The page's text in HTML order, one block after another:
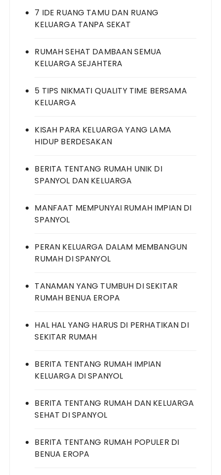
7 IDE RUANG TAMU DAN RUANG
KELUARGA TANPA SEKAT
RUMAH SEHAT DAMBAAN SEMUA
KELUARGA SEJAHTERA
5 TIPS NIKMATI QUALITY TIME BERSAMA
KELUARGA
KISAH PARA KELUARGA YANG LAMA
HIDUP BERDESAKAN
BERITA TENTANG RUMAH UNIK DI
SPANYOL DAN KELUARGA
MANFAAT MEMPUNYAI RUMAH IMPIAN DI
SPANYOL
PERAN KELUARGA DALAM MEMBANGUN
RUMAH DI SPANYOL
TANAMAN YANG TUMBUH DI SEKITAR
RUMAH BENUA EROPA
HAL HAL YANG HARUS DI PERHATIKAN DI
SEKITAR RUMAH
BERITA TENTANG RUMAH IMPIAN
KELUARGA DI SPANYOL
BERITA TENTANG RUMAH DAN KELUARGA
SEHAT DI SPANYOL
BERITA TENTANG RUMAH POPULER DI
BENUA EROPA